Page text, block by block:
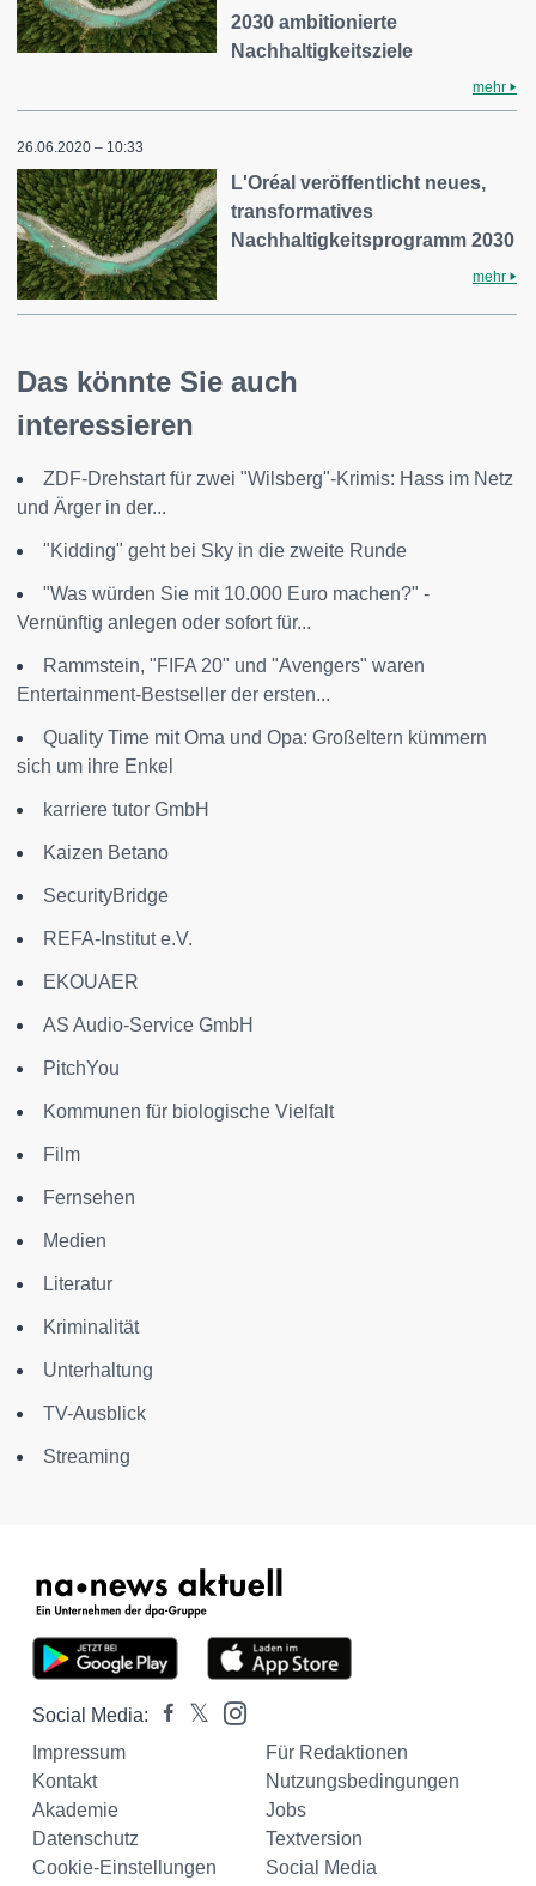
2030 ambitionierte
Nachhaltigkeitsziele
mehr
26.06.2020 – 10:33
L'Oréal veröffentlicht neues,
transformatives
Nachhaltigkeitsprogramm 2030
mehr
Das könnte Sie auch
interessieren
ZDF-Drehstart für zwei "Wilsberg"-Krimis: Hass im Netz
und Ärger in der...
"Kidding" geht bei Sky in die zweite Runde
"Was würden Sie mit 10.000 Euro machen?" -
Vernünftig anlegen oder sofort für...
Rammstein, "FIFA 20" und "Avengers" waren
Entertainment-Bestseller der ersten...
Quality Time mit Oma und Opa: Großeltern kümmern
sich um ihre Enkel
karriere tutor GmbH
Kaizen Betano
SecurityBridge
REFA-Institut e.V.
EKOUAER
AS Audio-Service GmbH
PitchYou
Kommunen für biologische Vielfalt
Film
Fernsehen
Medien
Literatur
Kriminalität
Unterhaltung
TV-Ausblick
Streaming
Social Media:
Impressum
Für Redaktionen
Kontakt
Nutzungsbedingungen
Akademie
Jobs
Datenschutz
Textversion
Cookie-Einstellungen
Social Media